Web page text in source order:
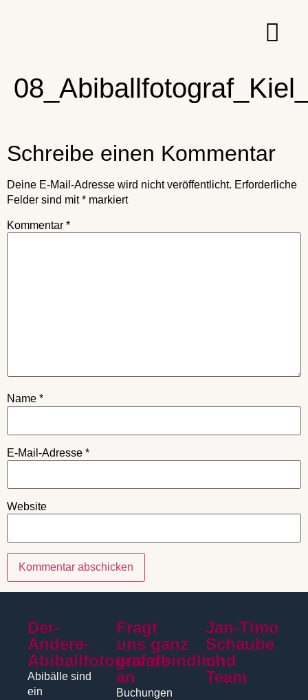
Schreibe einen Kommentar
Deine E-Mail-Adresse wird nicht veröffentlicht. Erforderliche
Felder sind mit* markiert
Kommentar *
Name *
E-Mail-Adresse *
Website
Der-
Andere-
Abiballfotograf.de
Abibälle sind
ein
Fragt
uns ganz
unverbindlich
an
Buchungen
Jan-Timo
Schaube
und
Team